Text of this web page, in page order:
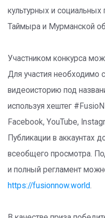
культурных и социальных
Таймыра и Мурманской
Участником конкурса
Для участия необходимо
видеоисторию под
используя хештег
Facebook, YouTube,
Публикации в аккаунтах
всеобщего просмотра.
и полный регламент
https://fusionnow.world.